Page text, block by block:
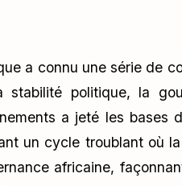
a connu une série de
stabilité politique, la
a jeté les bases
un cycle troublant où
africaine,